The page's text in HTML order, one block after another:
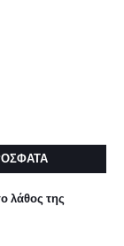
λάθος της